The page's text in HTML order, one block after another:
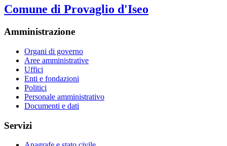
Comune di Provaglio d'Iseo
Amministrazione
Organi di governo
Aree amministrative
Uffici
Enti e fondazioni
Politici
Personale amministrativo
Documenti e dati
Servizi